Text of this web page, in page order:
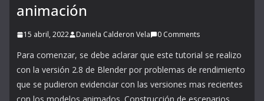
animación
15 abril, 2022 Daniela Calderon Vela 0 Comments
Para comenzar, se debe aclarar que este tutorial se realizo
con la versión 2.8 de Blender por problemas de rendimiento
que se pudieron evidenciar con las versiones mas recientes